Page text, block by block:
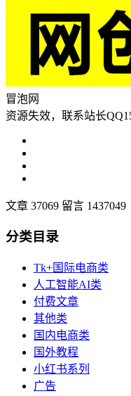
冒泡网
资源失效，联系站长
文章 37069 留言 1437049
分类目录
Tk+国际电商类
人工智能AI类
付费文章
其他类
国内电商类
国外教程
小红书系列
广告